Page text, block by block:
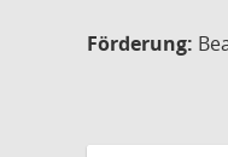
Förderung: